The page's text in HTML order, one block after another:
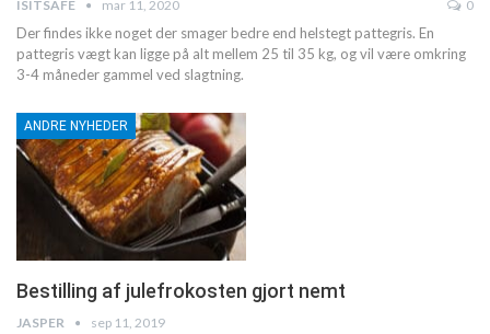
ISITSAFE mar 11, 2020 0
Der findes ikke noget der smager bedre end helstegt pattegris. En
pattegris vægt kan ligge på alt mellem 25 til 35 kg, og vil være omkring
3-4 måneder gammel ved slagtning.
ANDRE NYHEDER
Bestilling af julefrokosten gjort nemt
JASPER sep 11, 2019